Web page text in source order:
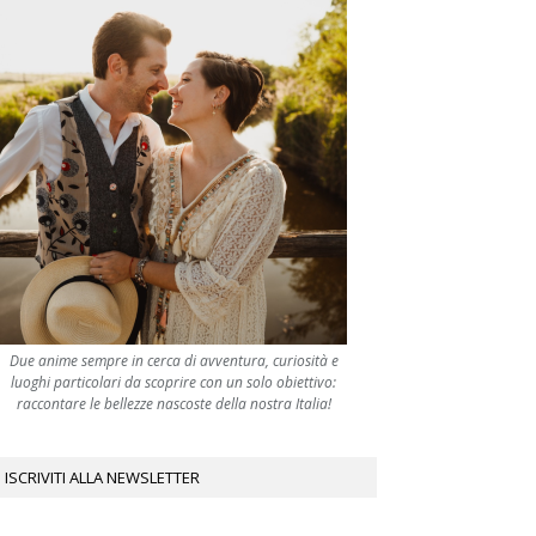
Due anime sempre in cerca di avventura, curiosità e
luoghi particolari da scoprire con un solo obiettivo:
raccontare le bellezze nascoste della nostra Italia!
ISCRIVITI ALLA NEWSLETTER